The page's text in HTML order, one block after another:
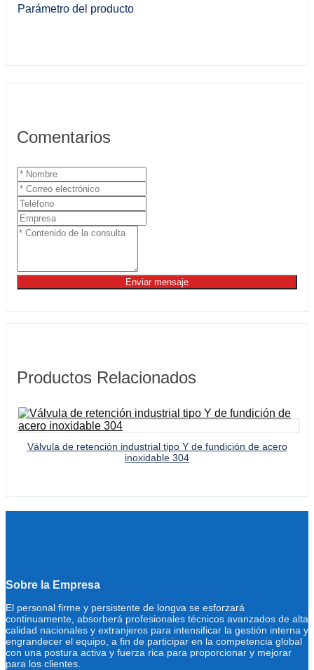
Parámetro del producto
Comentarios
Enviar mensaje
Productos Relacionados
Válvula de retención industrial tipo Y de fundición de acero
inoxidable 304
Sobre la Empresa
El personal firme y persistente de longva se esforzará
continuamente, absorberá profesionales técnicos avanzados de alta
calidad nacionales y extranjeros para intensificar la gestión interna y
engrandecer el equipo, a fin de participar en la competencia global
con una postura activa y fuerza rica para proporcionar y mejorar
para los clientes.